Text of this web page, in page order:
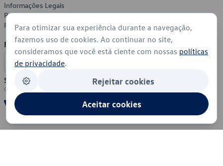
Informações Legais
Política de Privacidade
Política de Cookies
Formas de Pagamento
Segurança
Para otimizar sua experiência durante a navegação,
fazemos uso de cookies. Ao continuar no site,
consideramos que você está ciente com nossas políticas
de privacidade.
Rejeitar cookies
Aceitar cookies